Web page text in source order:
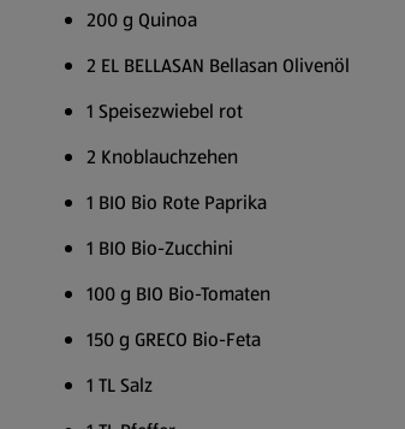
200 g Quinoa
2 EL BELLASAN Bellasan Olivenöl
1 Speisezwiebel rot
2 Knoblauchzehen
1 BIO Bio Rote Paprika
1 BIO Bio-Zucchini
100 g BIO Bio-Tomaten
150 g GRECO Bio-Feta
1 TL Salz